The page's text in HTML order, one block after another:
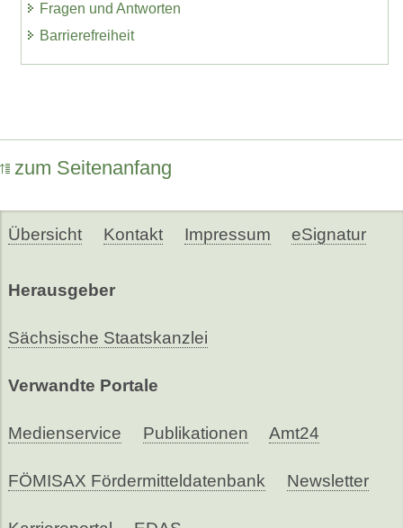
Fragen und Antworten
Barrierefreiheit
zum Seitenanfang
Übersicht Kontakt Impressum eSignatur
Herausgeber
Sächsische Staatskanzlei
Verwandte Portale
Medienservice Publikationen Amt24
FÖMISAX Fördermitteldatenbank Newsletter